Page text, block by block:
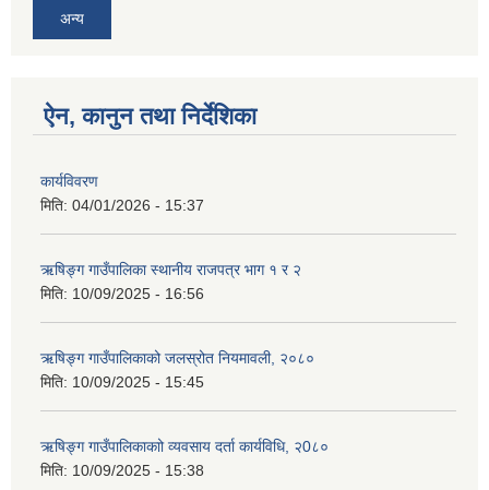
अन्य
ऐन, कानुन तथा निर्देशिका
कार्यविवरण
मिति: 04/01/2026 - 15:37
ऋषिङ्ग गाउँपालिका स्थानीय राजपत्र भाग १ र २
मिति: 10/09/2025 - 16:56
ऋषिङ्ग गाउँपालिकाको जलस्रोत नियमावली, २०८०
मिति: 10/09/2025 - 15:45
ऋषिङ्ग गाउँपालिकाकाो व्यवसाय दर्ता कार्यविधि, २0८०
मिति: 10/09/2025 - 15:38